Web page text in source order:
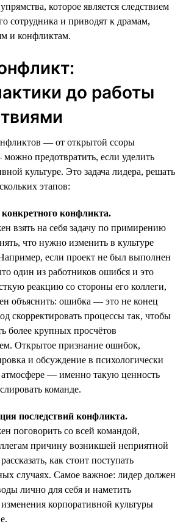
которое является следствием
сотрудника и приводят к драмам,
и конфликтам.
до работы
— от открытой ссоры
предотвратить, если уделить
культуре. Это задача лидера, решать
этапов:
конфликта.
взять на себя задачу по примирению
что нужно изменить в культуре
если проект не был выполнен
один из работников ошибся и это
реакцию со стороны его коллеги,
объяснить: ошибка — это не конец
скорректировать процессы так, чтобы
более крупных просчётов
Открытое признание ошибок,
и обсуждение в психологически
атмосфере — именно такую ценность
команде.
последствий конфликта.
поговорить со всей командой,
причину возникшей неприятной
как стоит поступать
случаях. Самое важное: лидер должен
лично для себя и наметить
корпоративной культуры